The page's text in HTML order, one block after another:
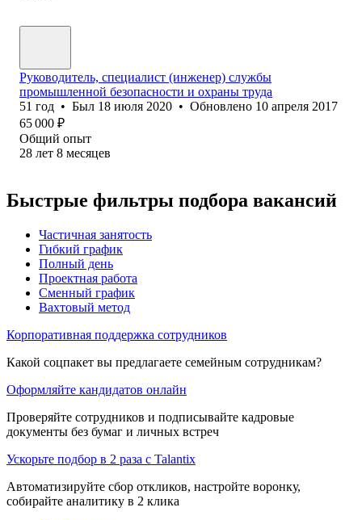
Руководитель, специалист (инженер) службы
промышленной безопасности и охраны труда
51 год • Был 18 июля 2020 • Обновлено 10 апреля 2017
65 000 ₽
Общий опыт
28 лет 8 месяцев
Быстрые фильтры подбора вакансий
Частичная занятость
Гибкий график
Полный день
Проектная работа
Сменный график
Вахтовый метод
Корпоративная поддержка сотрудников
Какой соцпакет вы предлагаете семейным сотрудникам?
Оформляйте кандидатов онлайн
Проверяйте сотрудников и подписывайте кадровые
документы без бумаг и личных встреч
Ускорьте подбор в 2 раза с Talantix
Автоматизируйте сбор откликов, настройте воронку,
собирайте аналитику в 2 клика